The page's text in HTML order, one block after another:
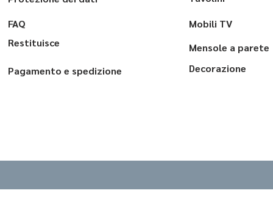
FAQ
Restituisce
Pagamento e spedizione
Mobili TV
Mensole a parete
Decorazione